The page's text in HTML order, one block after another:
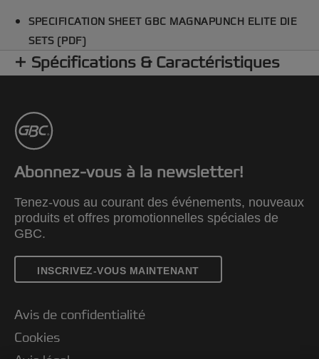
SPECIFICATION SHEET GBC MAGNAPUNCH ELITE DIE
SETS (PDF)
Spécifications & Caractéristiques
Abonnez-vous à la newsletter!
Tenez-vous au courant des événements, nouveaux
produits et offres promotionnelles spéciales de
GBC.
INSCRIVEZ-VOUS MAINTENANT
Avis de confidentialité
Cookies